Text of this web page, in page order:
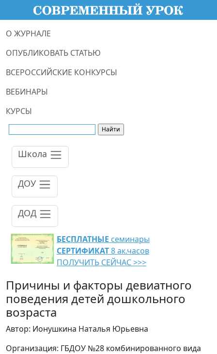
О ЖУРНАЛЕ
ОПУБЛИКОВАТЬ СТАТЬЮ
ВСЕРОССИЙСКИЕ КОНКУРСЫ
ВЕБИНАРЫ
КУРСЫ
Школа
ДОУ
ДОД
БЕСПЛАТНЫЕ семинары
СЕРТИФИКАТ8 ак.часов
ПОЛУЧИТЬ СЕЙЧАС >>>
Причины и факторы девиатного
поведения детей дошкольного
возраста
Автор: Ионушкина Наталья Юрьевна
Организация: ГБДОУ №28 комбинированного вида